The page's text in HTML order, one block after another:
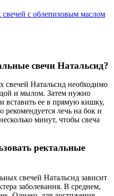
свечей с облепиховым маслом
свечи Натальсид?
свечей Натальсид необходимо
и мылом. Затем нужно
вставить ее в прямую кишку,
лечь на бок и
минут, чтобы свеча
ректальные
свечей Натальсид зависит
заболевания. В среднем,